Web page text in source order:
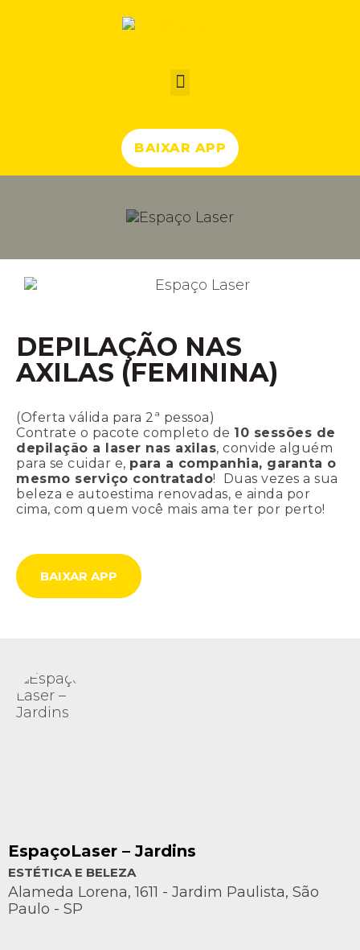
BAIXAR APP
DEPILAÇÃO NAS
AXILAS (FEMININA)
(Oferta válida para 2ª pessoa)
Contrate o pacote completo de 10 sessões de
depilação a laser nas axilas, convide alguém
para se cuidar e, para a companhia, garanta o
mesmo serviço contratado! Duas vezes a sua
beleza e autoestima renovadas, e ainda por
cima, com quem você mais ama ter por perto!
BAIXAR APP
EspaçoLaser – Jardins
ESTÉTICA E BELEZA
Alameda Lorena, 1611 - Jardim Paulista, São
Paulo - SP